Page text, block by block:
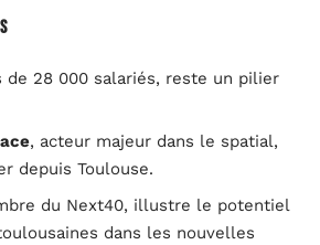
de 28 000 salariés, reste un pilier
, acteur majeur dans le spatial,
depuis Toulouse.
du Next40, illustre le potentiel
dans les nouvelles